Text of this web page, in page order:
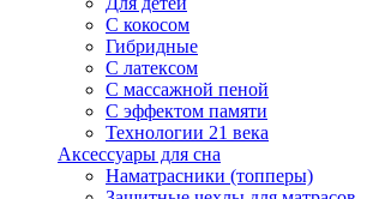
C кокосом
Гибридные
С латексом
С массажной пеной
С эффектом памяти
Технологии 21 века
Аксессуары для сна
Наматрасники (топперы)